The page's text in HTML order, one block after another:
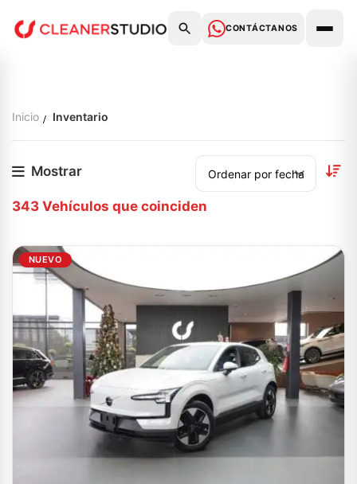
CONTÁCTANOS
Inicio Inventario
Mostrar
343 Vehículos que coinciden
NUEVO